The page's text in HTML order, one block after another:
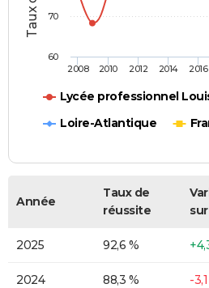
Lycée professionnel
Loire-Atlantique
2008 2010 2012 2014 2016
60
70
Année
Taux de
réussite
2025 92,6 %
2024 88,3 % -